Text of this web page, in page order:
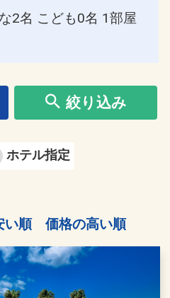
2名 こども0名 1部屋
絞り込み
ホテル指定
い順 価格の高い順